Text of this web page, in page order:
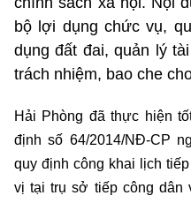
bộ lợi dụng chức vụ,
dụng đất đai, quản lý
trách nhiệm, bao che
Hải Phòng đã thực hiện
định số 64/2014/NĐ-CP
quy định công khai lịch
vị tại trụ sở tiếp công dân